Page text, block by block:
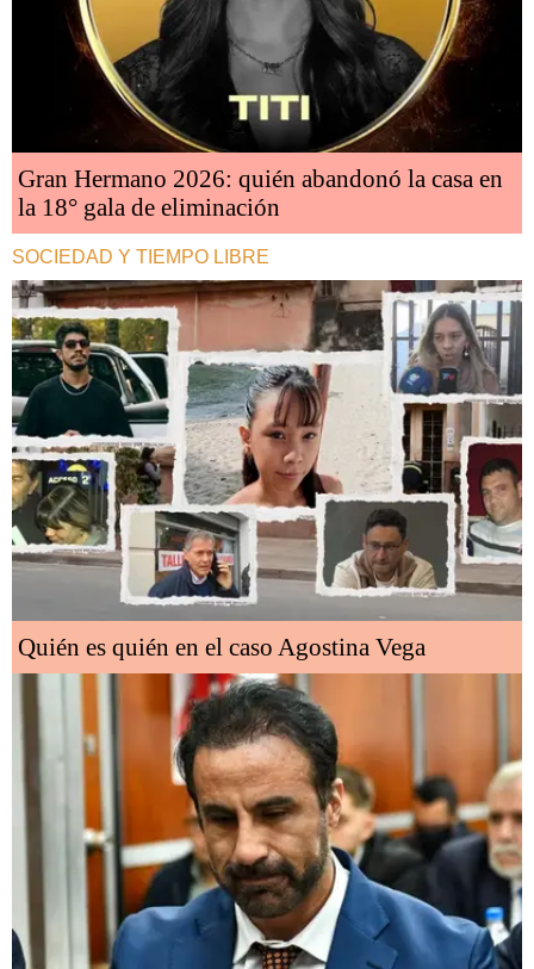
Gran Hermano 2026: quién abandonó la casa en
la 18° gala de eliminación
SOCIEDAD Y TIEMPO LIBRE
Quién es quién en el caso Agostina Vega